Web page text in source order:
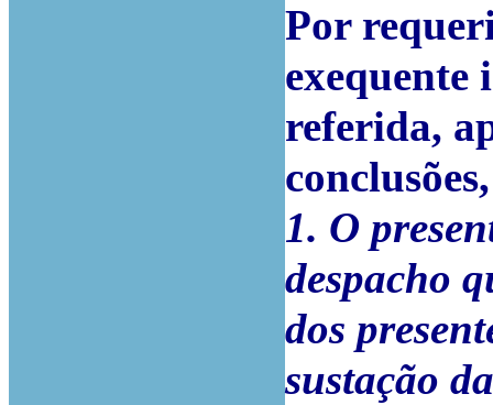
Por
exequente
referida,
1. O
despacho
dos
sustação